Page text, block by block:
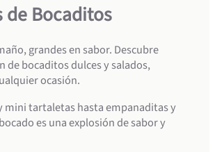
de Bocaditos
grandes en sabor. Descubre
de bocaditos dulces y salados,
ocasión.
mini tartaletas hasta empanaditas y
es una explosión de sabor y